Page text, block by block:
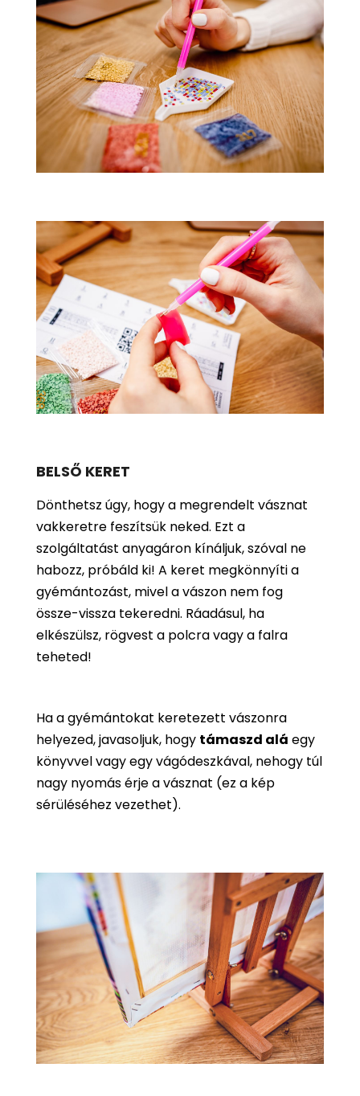
BELSŐ KERET
Dönthetsz úgy, hogy a megrendelt vásznat
vakkeretre feszítsük neked. Ezt a
szolgáltatást anyagáron kínáljuk, szóval ne
habozz, próbáld ki! A keret megkönnyíti a
gyémántozást, mivel a vászon nem fog
össze-vissza tekeredni. Ráadásul, ha
elkészülsz, rögvest a polcra vagy a falra
teheted!
Ha a gyémántokat keretezett vászonra
helyezed, javasoljuk, hogy támaszd alá egy
könyvvel vagy egy vágódeszkával, nehogy túl
nagy nyomás érje a vásznat (ez a kép
sérüléséhez vezethet).